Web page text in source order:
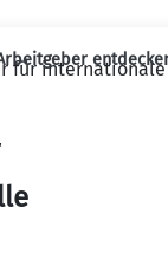
Haupt-Navigation
für